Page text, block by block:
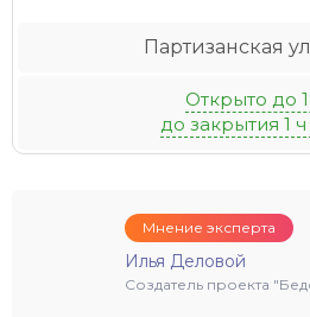
Партизанская
Открыто до
до закрытия 1
Мнение эксперта
Илья Деловой
Создатель проекта